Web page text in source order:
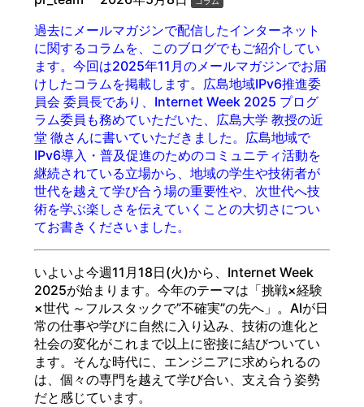
過去にメールマガジンで配信したインターネット
に関するコラムを、このブログでもご紹介してい
ます。今回は2025年11月のメールマガジンでお届
けしたコラムを掲載します。広島地域IPv6推進委
員会 委員長であり 、Internet Week 2025 プログ
ラム委員も務めていただいた、広島大学 教授の近
堂 徹さんに書いていただきました。広島地域で
IPv6導入・普及促進のためのコミュニティ活動を
継続されている立場から、地域の学生や技術者が
世代を越えて学び合う場の重要性や、次世代へ技
術を学ぶ楽しさを伝えていくことの大切さについ
てお書きくださいました。
いよいよ今週11月18日(火)から、Internet Week
2025が始まります。今年のテーマは「挑戦×経験
×世代 ～フルスタックで”不確実”の先へ」。AIが日
常の仕事や学びに自然に入り込み、技術の進化と
社会の変化がこれまで以上に密接に結びついてい
ます。そんな時代に、エンジニアに求められるの
は、個々の専門を越えて学び合い、支え合う姿勢
だと感じています。